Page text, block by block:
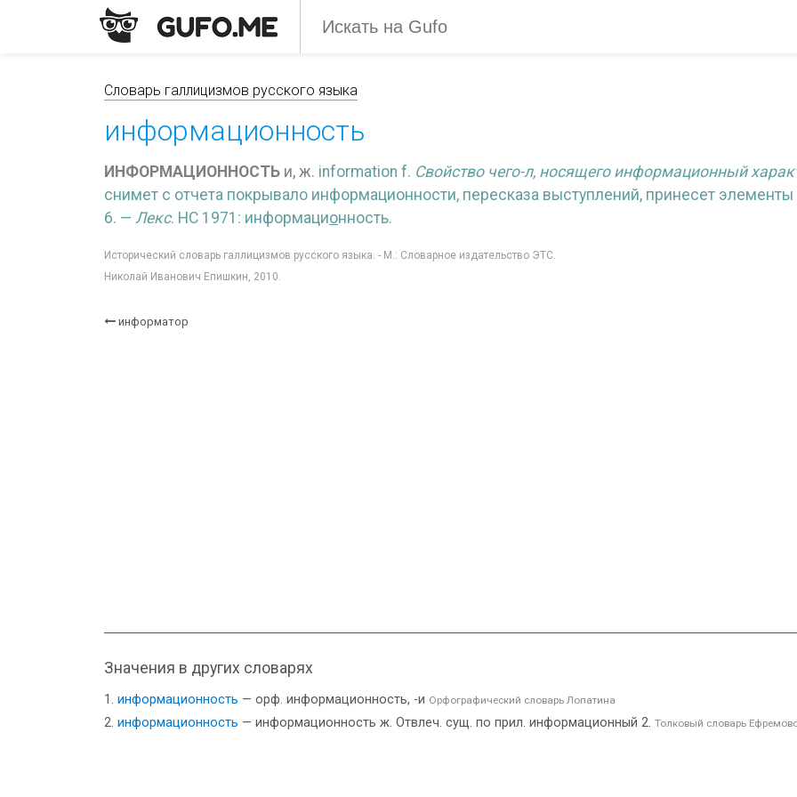
Словарь галлицизмов русского языка
информационность
ИНФОРМАЦИОННОСТЬ и, ж. information f. Свойство чего-л, носящего информационный
снимет с отчета покрывало информационности, пересказа выступлений, принесет
6. — Лекс. НС 1971: информационность.
Исторический словарь галлицизмов русского языка. - М.: Словарное издательство ЭТС.
Николай Иванович Епишкин, 2010.
информатор
Значения в других словарях
информационность — орф. информационность, -и Орфографический словарь Лопатина
информационность — информационность ж. Отвлеч. сущ. по прил. информационный 2. Толковый словарь